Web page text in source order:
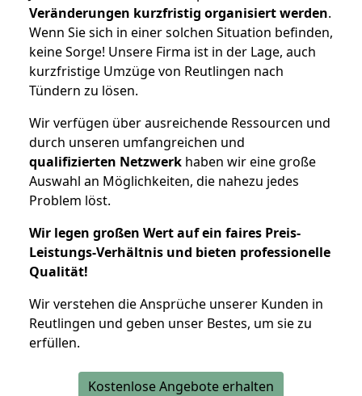
Veränderungen kurzfristig organisiert werden.
Wenn Sie sich in einer solchen Situation befinden,
keine Sorge! Unsere Firma ist in der Lage, auch
kurzfristige Umzüge von Reutlingen nach
Tündern zu lösen.
Wir verfügen über ausreichende Ressourcen und
durch unseren umfangreichen und
qualifizierten Netzwerk haben wir eine große
Auswahl an Möglichkeiten, die nahezu jedes
Problem löst.
Wir legen großen Wert auf ein faires Preis-
Leistungs-Verhältnis und bieten professionelle
Qualität!
Wir verstehen die Ansprüche unserer Kunden in
Reutlingen und geben unser Bestes, um sie zu
erfüllen.
Kostenlose Angebote erhalten